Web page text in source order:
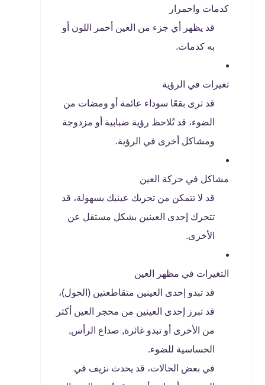
كدمات واحمرار
قد يظهر أي جزء من العين أحمر اللون أو
به كدمات.
تغيرات في الرؤية
قد ترى بقعًا سوداء عائمة أو ومضات من
الضوء، قد تُلاحظ رؤية ضبابية أو مزدوجة
ومشاكل أخرى في الرؤية.
مشاكل في حركة العين
قد لا تتمكن من تحريك عينيك بسهولة، قد
تتحرك إحدى العينين بشكل مستقل عن
الأخرى.
التغيرات في مظهر العين
قد تبدو إحدى العينين متقاطعتين (الحول)،
قد تبرز إحدى العينين من محجر العين أكثر
من الأخرى أو تبدو غائرة, صداع الرأس,
الحساسية للضوء.
في بعض الحالات، قد يحدث نزيف في